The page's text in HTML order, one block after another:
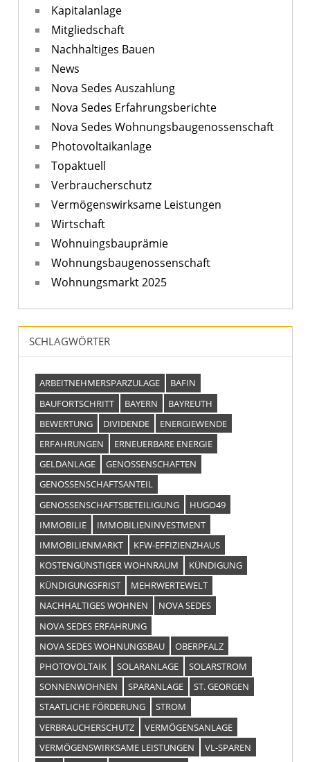
Kapitalanlage
Mitgliedschaft
Nachhaltiges Bauen
News
Nova Sedes Auszahlung
Nova Sedes Erfahrungsberichte
Nova Sedes Wohnungsbaugenossenschaft
Photovoltaikanlage
Topaktuell
Verbraucherschutz
Vermögenswirksame Leistungen
Wirtschaft
Wohnuingsbauprämie
Wohnungsbaugenossenschaft
Wohnungsmarkt 2025
SCHLAGWÖRTER
ARBEITNEHMERSPARZULAGE
BAFIN
BAUFORTSCHRITT
BAYERN
BAYREUTH
BEWERTUNG
DIVIDENDE
ENERGIEWENDE
ERFAHRUNGEN
ERNEUERBARE ENERGIE
GELDANLAGE
GENOSSENSCHAFTEN
GENOSSENSCHAFTSANTEIL
GENOSSENSCHAFTSBETEILIGUNG
HUGO49
IMMOBILIE
IMMOBILIENINVESTMENT
IMMOBILIENMARKT
KFW-EFFIZIENZHAUS
KOSTENGÜNSTIGER WOHNRAUM
KÜNDIGUNG
KÜNDIGUNGSFRIST
MEHRWERTEWELT
NACHHALTIGES WOHNEN
NOVA SEDES
NOVA SEDES ERFAHRUNG
NOVA SEDES WOHNUNGSBAU
OBERPFALZ
PHOTOVOLTAIK
SOLARANLAGE
SOLARSTROM
SONNENWOHNEN
SPARANLAGE
ST. GEORGEN
STAATLICHE FÖRDERUNG
STROM
VERBRAUCHERSCHUTZ
VERMÖGENSANLAGE
VERMÖGENSWIRKSAME LEISTUNGEN
VL-SPAREN